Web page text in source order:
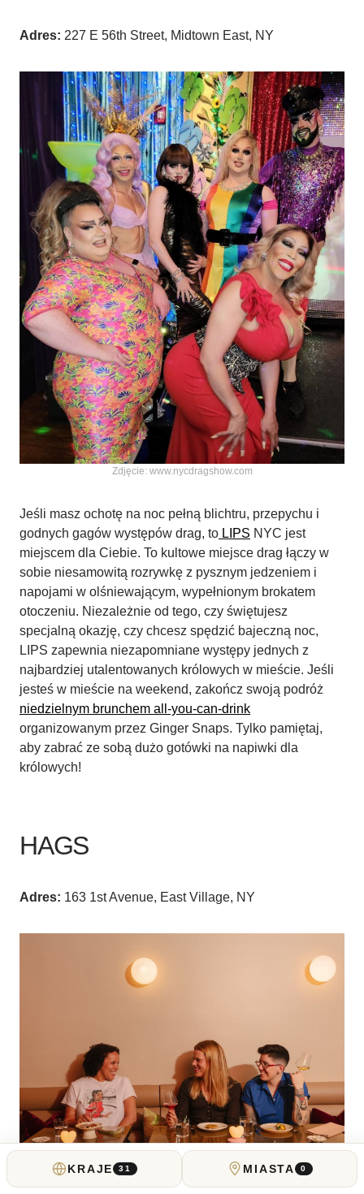
Adres: 227 E 56th Street, Midtown East, NY
Zdjęcie: www.nycdragshow.com
Jeśli masz ochotę na noc pełną blichtru, przepychu i
godnych gagów występów drag, to LIPS NYC jest
miejscem dla Ciebie. To kultowe miejsce drag łączy w
sobie niesamowitą rozrywkę z pysznym jedzeniem i
napojami w olśniewającym, wypełnionym brokatem
otoczeniu. Niezależnie od tego, czy świętujesz
specjalną okazję, czy chcesz spędzić bajeczną noc,
LIPS zapewnia niezapomniane występy jednych z
najbardziej utalentowanych królowych w mieście. Jeśli
jesteś w mieście na weekend, zakończ swoją podróż
niedzielnym brunchem all-you-can-drink
organizowanym przez Ginger Snaps. Tylko pamiętaj,
aby zabrać ze sobą dużo gotówki na napiwki dla
królowych!
HAGS
Adres: 163 1st Avenue, East Village, NY
Źródło zdjęcia: hagsnyc.com
KRAJE 31 MIASTA 0